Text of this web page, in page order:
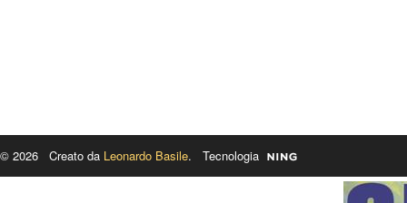
© 2026 Creato da Leonardo Basile. Tecnologia